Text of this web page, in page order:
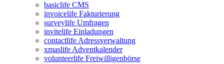
basiclife CMS
invoicelife Fakturierung
surveylife Umfragen
invitelife Einladungen
contactlife Adressverwaltung
xmaslife Adventkalender
volunteerlife Freiwilligenbörse